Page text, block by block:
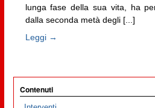
lunga fase della sua vita, ha
dalla seconda metà degli [...]
Leggi →
Contenuti